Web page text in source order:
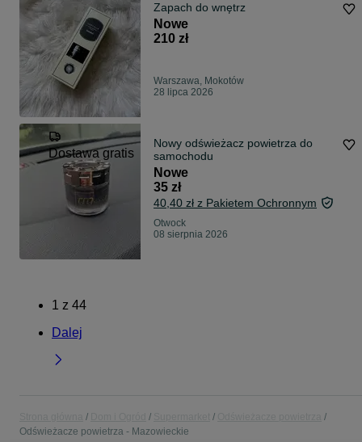
Zapach do wnętrz
Nowe
210 zł
Warszawa, Mokotów
28 lipca 2026
Dostawa gratis
Nowy odświeżacz powietrza do
samochodu
Nowe
35 zł
40,40 zł z Pakietem Ochronnym
Otwock
08 sierpnia 2026
1 z 44
Dalej
Odświeżacze powietrza - Mazowieckie